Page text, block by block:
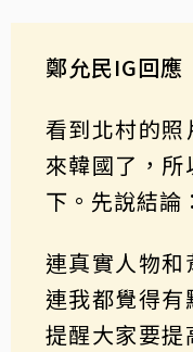
鄭允民IG回應
看到北村的照
來韓國了，
下。先說結論
連真實人物和
連我都覺得有
提醒大家要提